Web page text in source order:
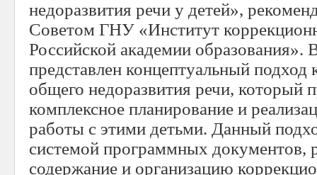
недоразвития речи у детей»,
Советом ГНУ «Институт
Российской академии образования».
представлен концептуальный подход
обще­го недоразвития речи, который
комплексное плани­рование и
работы с этими детьми. Данный
системой про­граммных документов,
содержание и организацию